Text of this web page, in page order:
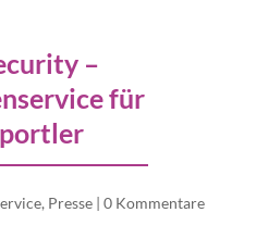
–
für
, Presse| 0 Kommentare